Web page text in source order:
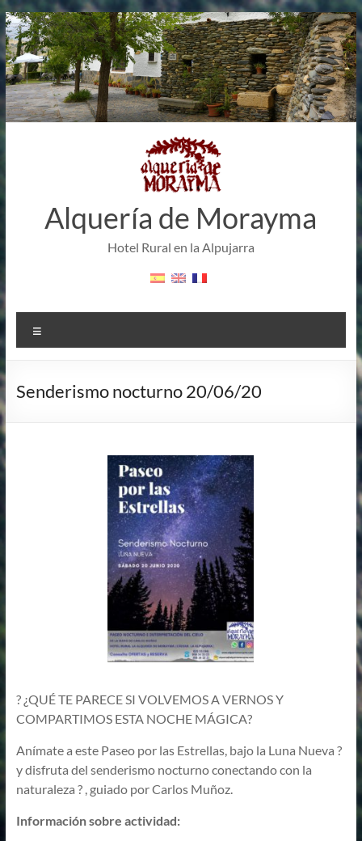
Aller
au
contenu
Alquería de Morayma
Hotel Rural en la Alpujarra
Senderismo nocturno 20/06/20
? ¿QUÉ TE PARECE SI VOLVEMOS A VERNOS Y
COMPARTIMOS ESTA NOCHE MÁGICA?
Anímate a este Paseo por las Estrellas, bajo la Luna Nueva ?
y disfruta del senderismo nocturno conectando con la
naturaleza ?️ , guiado por Carlos Muñoz.
Información sobre actividad: